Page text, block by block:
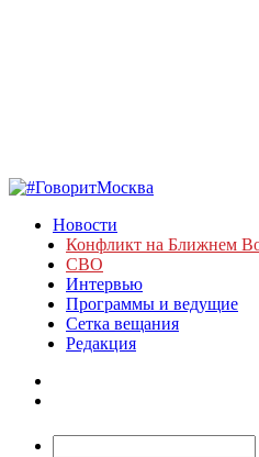
Новости
Конфликт на Ближнем
СВО
Интервью
Программы и ведущие
Сетка вещания
Редакция